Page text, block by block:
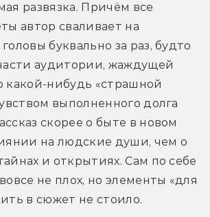
развязка. Причём все
автор сваливает на
буквально за раз, будто
аудитории, жаждущей
какой-нибудь «страшной
выполненного долга
скорее о быте в новом
на людские души, чем о
и открытиях. Сам по себе
не плох, но элементы «для
в сюжет не стоило.